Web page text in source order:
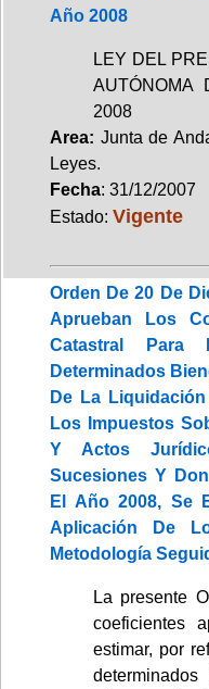
Año 2008
LEY DEL
AUTÓNOMA
2008
Area: Junta de
Leyes.
Fecha: 31/12/2007
Estado: Vigente
Orden De 20 De
Aprueban Los
Catastral
Determinados
De La
Los Impuestos
Y Actos
Sucesiones Y
El Año 2008, Se
Aplicación De
Metodología
La presente
coeficientes
estimar, por